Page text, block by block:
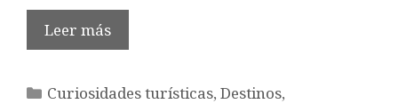
Leer más
Categorías
Curiosidades turísticas,Destinos,